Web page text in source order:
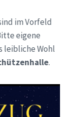
im Vorfeld
eigene
leibliche Wohl
.